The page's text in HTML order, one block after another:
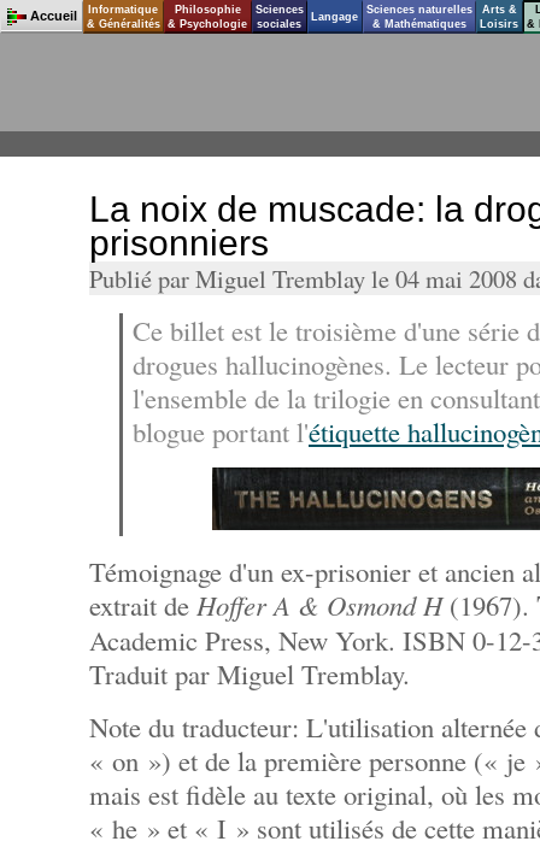
La noix de muscade: la
prisonniers
Publié par Miguel Tremblay le 04 mai 2008
Ce billet est le troisième d'une série
drogues hallucinogènes. Le lecteur
l'ensemble de la trilogie en
blogue portant l'étiquette
Témoignage d'un ex-prisonier et ancien
extrait de Hoffer A & Osmond H(1967).
Academic Press, New York. ISBN 0-12-
Traduit par Miguel Tremblay.
Note du traducteur: L'utilisation
« on ») et de la première personne (« je
mais est fidèle au texte original, où les
« he » et « I » sont utilisés de cette
Accueil
Informatique
& Généralités
Philosophie
& Psychologie
Sciences
sociales
Langage
Sciences naturelles
& Mathématiques
Arts &
Loisirs
&